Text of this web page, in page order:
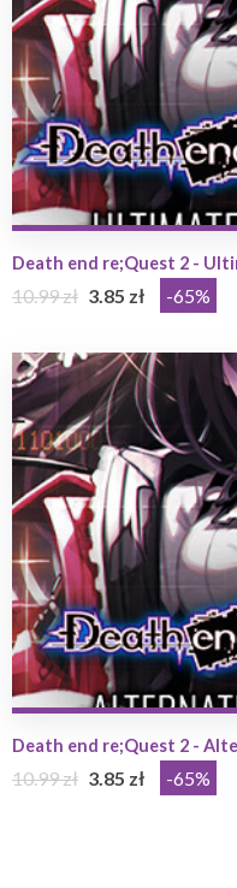
Death end re;Quest 2 -
10.99 zł 3.85 zł -65%
Death end re;Quest 2 -
10.99 zł 3.85 zł -65%